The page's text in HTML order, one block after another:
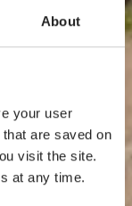
About
your user
are saved on
visit the site.
at any time.